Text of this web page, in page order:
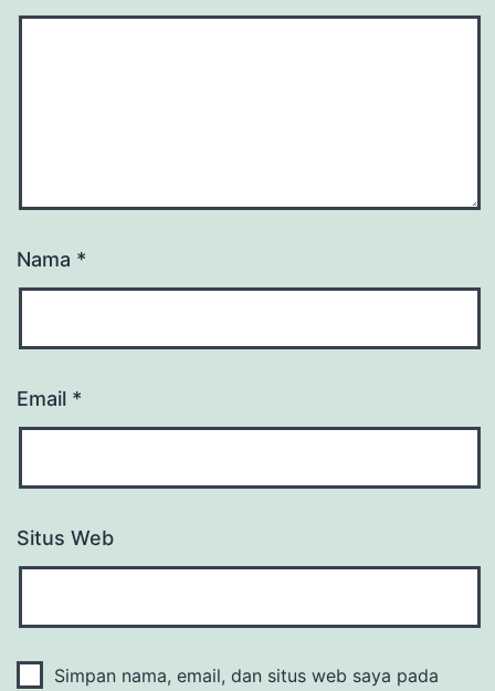
Nama *
Email *
Situs Web
Simpan nama, email, dan situs web saya pada